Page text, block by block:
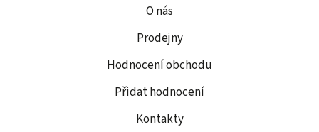
O nás
Prodejny
Hodnocení obchodu
Přidat hodnocení
Kontakty